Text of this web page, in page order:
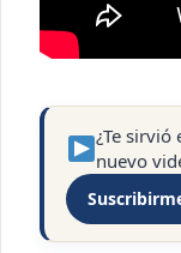
¿Te
nuevo